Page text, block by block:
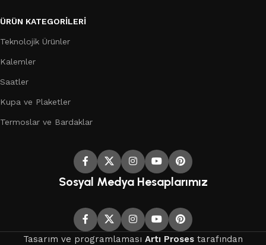
ÜRÜN KATEGORILERI
Teknolojik Ürünler
Kalemler
Saatler
Kupa ve Plaketler
Termoslar ve Bardaklar
Sosyal Medya Hesaplarımız
Tasarım ve programlaması Artı Proses tarafından